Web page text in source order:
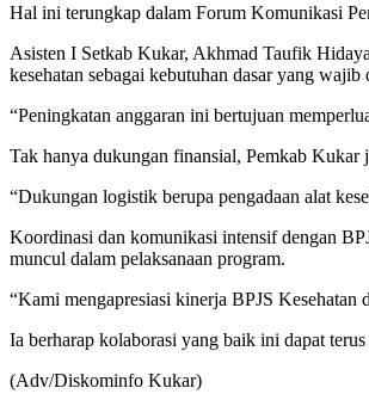
Hal ini terungkap dalam Forum Komunikasi
Asisten I Setkab Kukar, Akhmad Taufik
kesehatan sebagai kebutuhan dasar yang
“Peningkatan anggaran ini bertujuan
Tak hanya dukungan finansial, Pemkab Kukar
“Dukungan logistik berupa pengadaan alat
Koordinasi dan komunikasi intensif dengan
muncul dalam pelaksanaan program.
“Kami mengapresiasi kinerja BPJS
Ia berharap kolaborasi yang baik ini dapat
(Adv/Diskominfo Kukar)